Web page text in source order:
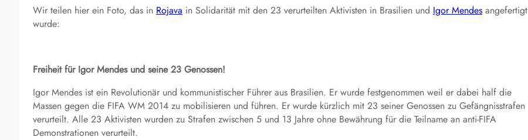
Wir teilen hier ein Foto, das in Rojava in Solidarität mit den 23 verurteilten Aktivisten in Brasilien und Igor Mendes angefertigt
wurde:
Freiheit für Igor Mendes und seine 23 Genossen!
Igor Mendes ist ein Revolutionär und kommunistischer Führer aus Brasilien. Er wurde festgenommen weil er dabei half die
Massen gegen die FIFA WM 2014 zu mobilisieren und führen. Er wurde kürzlich mit 23 seiner Genossen zu Gefängnisstrafen
verurteilt. Alle 23 Aktivisten wurden zu Strafen zwischen 5 und 13 Jahre ohne Bewährung für die Teilname an anti-FIFA
Demonstrationen verurteilt.